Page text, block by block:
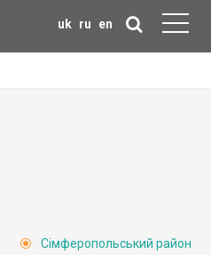
uk ru en
Сімферопольський район